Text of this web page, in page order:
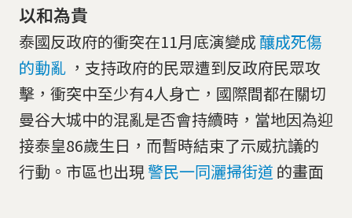
以和為貴
泰國反政府的衝突在11月底演變成 釀成死傷
的動亂 ，支持政府的民眾遭到反政府民眾攻
擊，衝突中至少有4人身亡，國際間都在關切
曼谷大城中的混亂是否會持續時，當地因為迎
接泰皇86歲生日，而暫時結束了示威抗議的
行動。市區也出現警民一同灑掃街道 的畫面